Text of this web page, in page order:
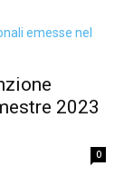
2023
0